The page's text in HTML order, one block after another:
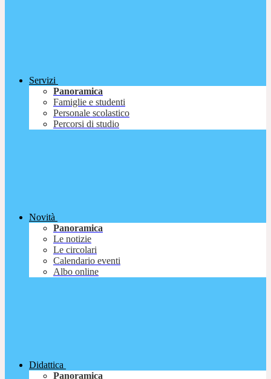
Servizi
Panoramica
Famiglie e studenti
Personale scolastico
Percorsi di studio
Novità
Panoramica
Le notizie
Le circolari
Calendario eventi
Albo online
Didattica
Panoramica